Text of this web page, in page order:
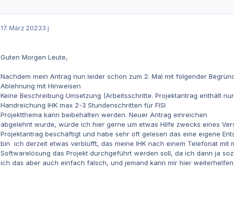
17. März 20233 j
Guten Morgen Leute,
Nachdem mein Antrag nun leider schon zum 2. Mal mit folgender
Ablehnung mit Hinweisen
Keine Beschreibung Umsetzung (Arbeitsschritte. Projektantrag enthält
Handreichung IHK max 2-3 Stundenschritten für FISI
Projektthema kann beibehalten werden. Neuer Antrag einreichen
abgelehnt wurde, würde ich hier gerne um etwas Hilfe zwecks eines
Projektantrag beschäftigt und habe sehr oft gelesen das eine eigene
bin ich derzeit etwas verblüfft, das meine IHK nach einem Telefonat
Softwarelösung das Projekt durchgeführt werden soll, da ich dann ja
ich das aber auch einfach falsch, und jemand kann mir hier